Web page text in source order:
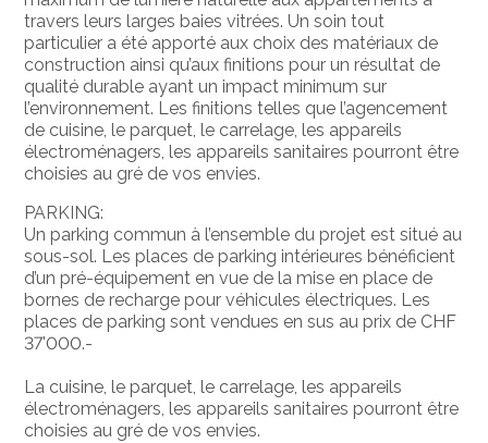
travers leurs larges baies vitrées. Un soin tout
particulier a été apporté aux choix des matériaux de
construction ainsi qu’aux finitions pour un résultat de
qualité durable ayant un impact minimum sur
l’environnement. Les finitions telles que l’agencement
de cuisine, le parquet, le carrelage, les appareils
électroménagers, les appareils sanitaires pourront être
choisies au gré de vos envies.
PARKING:
Un parking commun à l’ensemble du projet est situé au
sous-sol. Les places de parking intérieures bénéficient
d’un pré-équipement en vue de la mise en place de
bornes de recharge pour véhicules électriques. Les
places de parking sont vendues en sus au prix de CHF
37'000.-
La cuisine, le parquet, le carrelage, les appareils
électroménagers, les appareils sanitaires pourront être
choisies au gré de vos envies.